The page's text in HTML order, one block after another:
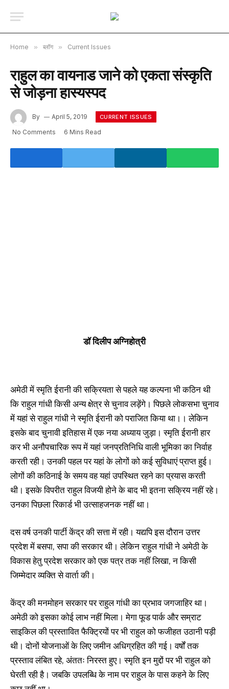
Home » ब्लॉग » Current Issues
राहुल का वायनाड जाने को एकता संस्कृति
से जोड़ना हास्यस्पद
By April 5, 2019 CURRENT ISSUES
No Comments 6 Mins Read
डॉ दिलीप अग्निहोत्री
अमेठी में स्मृति ईरानी की सक्रियता से पहले यह कल्पना भी कठिन थी
कि राहुल गांधी किसी अन्य क्षेत्र से चुनाव लड़ेंगे। पिछले लोकसभा चुनाव
में यहां से राहुल गांधी ने स्मृति ईरानी को पराजित किया था।। लेकिन
इसके बाद चुनावी इतिहास में एक नया अध्याय जुड़ा। स्मृति ईरानी हार
कर भी अनौपचारिक रूप में यहां जनप्रतिनिधि वाली भूमिका का निर्वाह
करती रही। उनकी पहल पर यहां के लोगों को कई सुविधाएं प्राप्त हुई।
लोगों की कठिनाई के समय वह यहां उपस्थित रहने का प्रयास करती
थी। इसके विपरीत राहुल विजयी होने के बाद भी इतना सक्रिय नहीं रहे।
उनका पिछला रिकार्ड भी उत्साहजनक नहीं था।
दस वर्ष उनकी पार्टी केंद्र की सत्ता में रही। यद्यपि इस दौरान उत्तर
प्रदेश में बसपा, सपा की सरकार थी। लेकिन राहुल गांधी ने अमेठी के
विकास हेतु प्रदेश सरकार को एक पत्र तक नहीं लिखा, न किसी
जिम्मेदार व्यक्ति से वार्ता की।
केंद्र की मनमोहन सरकार पर राहुल गांधी का प्रभाव जगजाहिर था।
अमेठी को इसका कोई लाभ नहीं मिला। मेगा फूड पार्क और सम्राट
साइकिल की प्रस्तावित फैक्ट्रियों पर भी राहुल को फजीहत उठानी पड़ी
थी। दोनों योजनाओं के लिए जमीन अधिग्रहित की गई। वर्षों तक
प्रस्ताव लंबित रहे, अंततः निरस्त हुए। स्मृति इन मुद्दों पर भी राहुल को
घेरती रही है। जबकि उपलब्धि के नाम पर राहुल के पास कहने के लिए